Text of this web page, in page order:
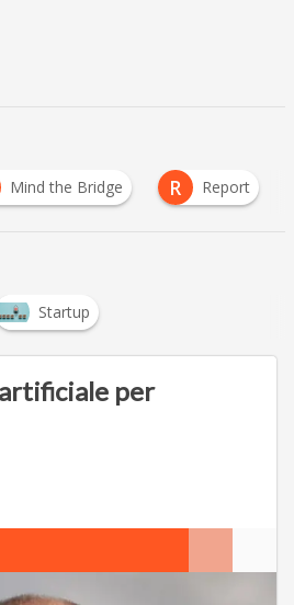
Mind the Bridge R
Report
Startup
per